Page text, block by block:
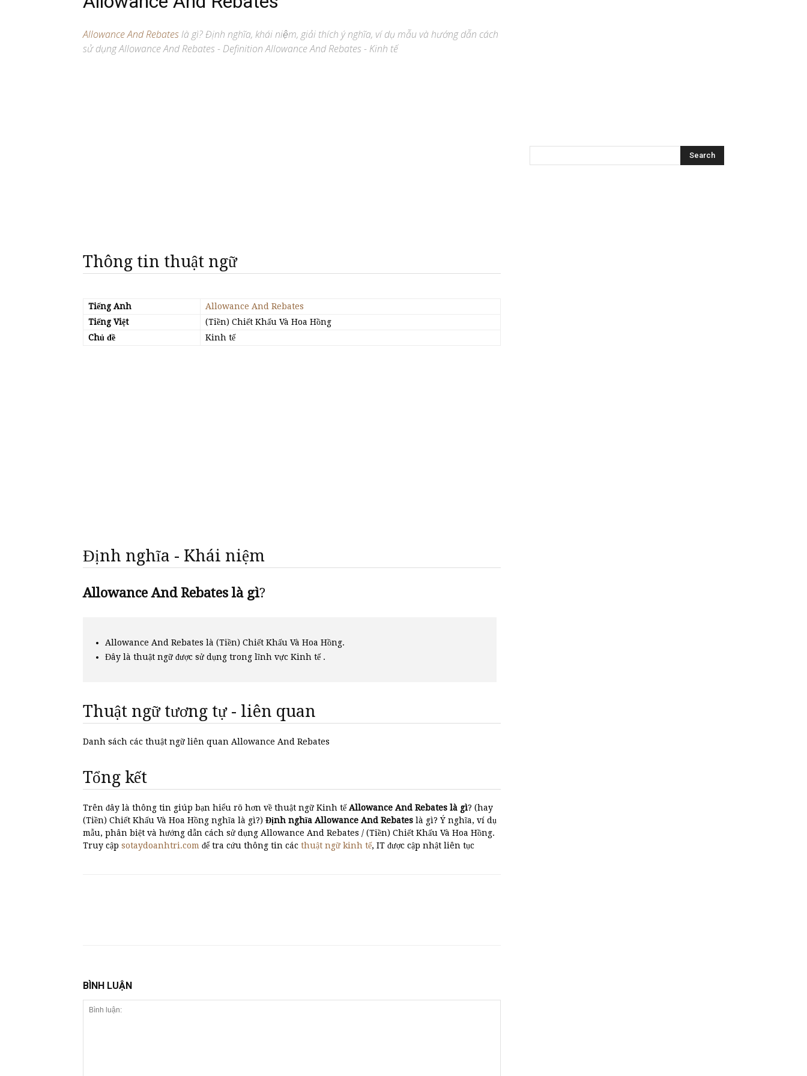
Allowance And Rebateslà gì? Định nghĩa, khái niệm, giải thích ý nghĩa, ví dụ mẫu và hướng dẫn cách
sử dụng Allowance And Rebates - Definition Allowance And Rebates - Kinh tế
Thông tin thuật ngữ
Tiếng Anh
Allowance And Rebates
Tiếng Việt
(Tiền) Chiết Khấu Và Hoa Hồng
Chủ đề
Kinh tế
Định nghĩa - Khái niệm
Allowance And Rebates là gì?
Allowance And Rebates là (Tiền) Chiết Khấu Và Hoa Hồng.
Đây là thuật ngữ được sử dụng trong lĩnh vực Kinh tế .
Thuật ngữ tương tự - liên quan
Danh sách các thuật ngữ liên quan Allowance And Rebates
Tổng kết
Trên đây là thông tin giúp bạn hiểu rõ hơn về thuật ngữ Kinh tếAllowance And Rebates là gì? (hay
(Tiền) Chiết Khấu Và Hoa Hồng nghĩa là gì?) Định nghĩa Allowance And Rebates là gì? Ý nghĩa, ví dụ
mẫu, phân biệt và hướng dẫn cách sử dụng Allowance And Rebates / (Tiền) Chiết Khấu Và Hoa Hồng.
Truy cập sotaydoanhtri.com để tra cứu thông tin các thuật ngữ kinh tế, IT được cập nhật liên tục
BÌNH LUẬN